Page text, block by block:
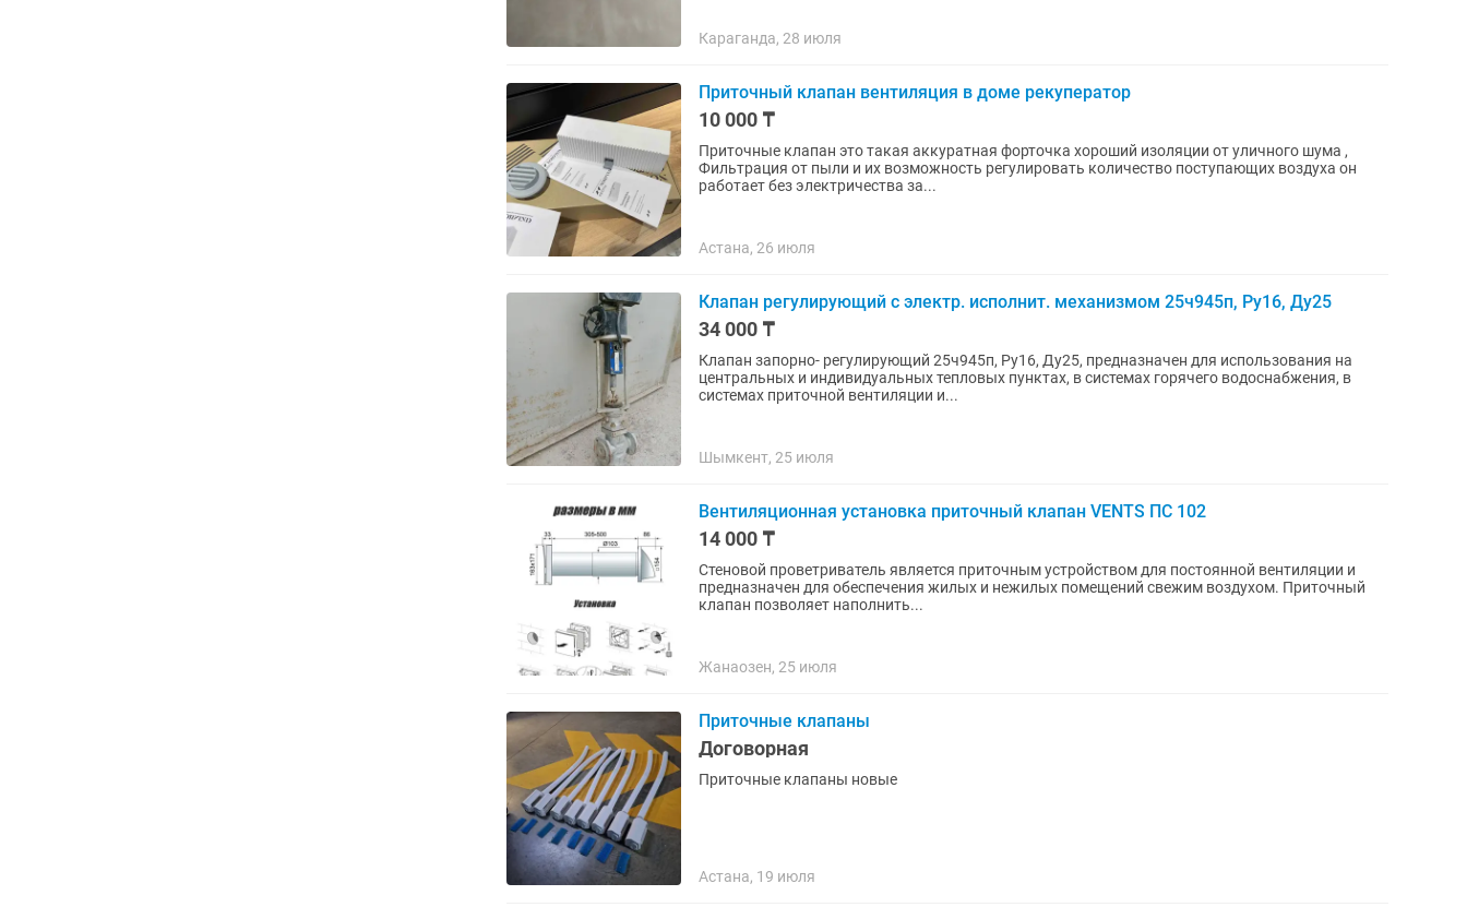
Караганда, 28 июля
Приточный клапан вентиляция в доме рекуператор
10 000 ₸
Приточные клапан это такая аккуратная форточка хороший изоляции от уличного шума ,
Фильтрация от пыли и их возможность регулировать количество поступающих воздуха он
работает без электричества за...
Астана, 26 июля
Клапан регулирующий с электр. исполнит. механизмом 25ч945п, Ру16, Ду25
34 000 ₸
Клапан запорно- регулирующий 25ч945п, Ру16, Ду25, предназначен для использования на
центральных и индивидуальных тепловых пунктах, в системах горячего водоснабжения, в
системах приточной вентиляции и...
Шымкент, 25 июля
Вентиляционная установка приточный клапан VENTS ПС 102
14 000 ₸
Стеновой проветриватель является приточным устройством для постоянной вентиляции и
предназначен для обеспечения жилых и нежилых помещений свежим воздухом. Приточный
клапан позволяет наполнить...
Жанаозен, 25 июля
Приточные клапаны
Договорная
Приточные клапаны новые
Астана, 19 июля